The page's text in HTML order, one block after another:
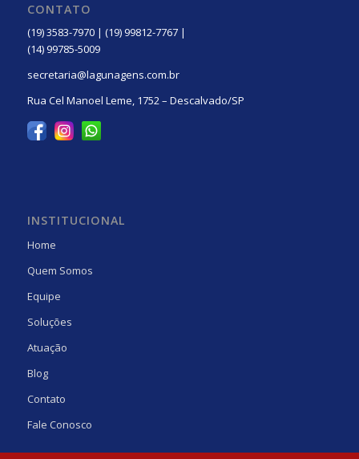
CONTATO
(19) 3583-7970 | (19) 99812-7767 |
(14) 99785-5009
secretaria@lagunagens.com.br
Rua Cel Manoel Leme, 1752 – Descalvado/SP
INSTITUCIONAL
Home
Quem Somos
Equipe
Soluções
Atuação
Blog
Contato
Fale Conosco